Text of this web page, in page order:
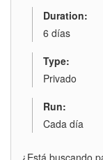
Duration:
6 días
Type:
Privado
Run:
Cada día
¿Está buscando